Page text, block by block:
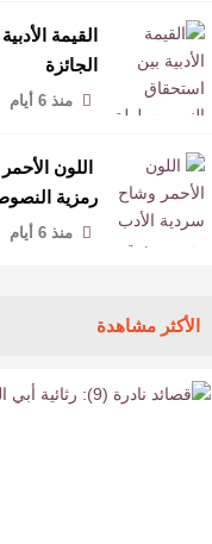
القيمة
الجائزة
منذ 6 أيام
اللون
رمزية
منذ 6 أيام
الأكثر مشاهدة